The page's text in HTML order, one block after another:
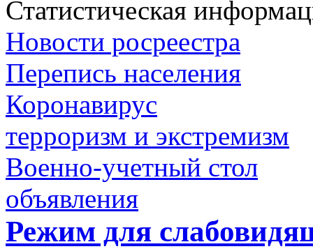
Статистическая
Новости росреестра
Перепись населения
Коронавирус
терроризм и экстремизм
Военно-учетный стол
объявления
Режим для